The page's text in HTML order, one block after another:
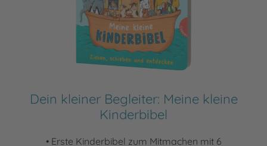
Dein kleiner Begleiter: Meine kleine
Kinderbibel
• Erste Kinderbibel zum Mitmachen mit 6